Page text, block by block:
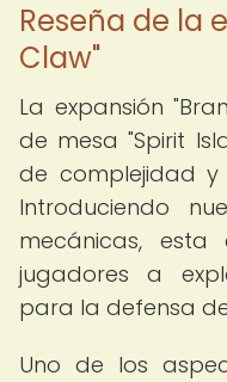
Reseña de la
Claw"
La expansión
de mesa "Spirit
de complejidad
Introduciendo
mecánicas,
jugadores a
para la defensa
Uno de los